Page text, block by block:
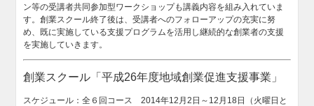
ン等の受講者共同参加型ワークショップも講義内容を組み入れていま
す。創業スクール終了後は、受講者へのフォローアップの充実に努
め、既に実施している支援プログラムを活用し継続的な創業者の支援
を実施していきます。
創業スクール「平成26年度地域創業促進支援事業」
スケジュール：全６回コース 2014年12月2日～12月18日（火曜日と